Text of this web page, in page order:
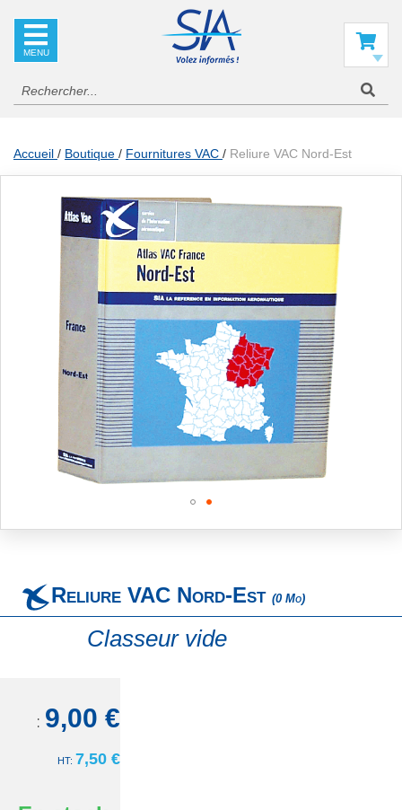
Accueil Boutique Fournitures VAC Reliure VAC Nord-Est
Reliure VAC Nord-Est (0 Mo)
Classeur vide
TTC: 9,00 €
7,50 €
of
the